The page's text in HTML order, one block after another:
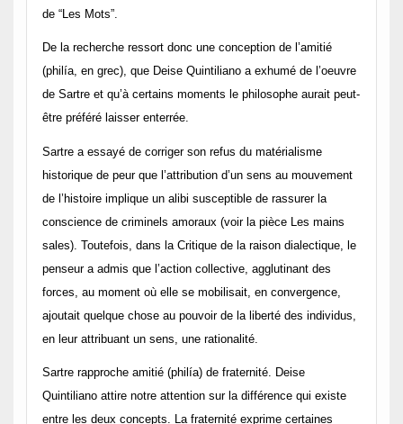
de “Les Mots”.
De la recherche ressort donc une conception de l’amitié
(philía, en grec), que Deise Quintiliano a exhumé de l’oeuvre
de Sartre et qu’à certains moments le philosophe aurait peut-
être préféré laisser enterrée.
Sartre a essayé de corriger son refus du matérialisme
historique de peur que l’attribution d’un sens au mouvement
de l’histoire implique un alibi susceptible de rassurer la
conscience de criminels amoraux (voir la pièce Les mains
sales). Toutefois, dans la Critique de la raison dialectique, le
penseur a admis que l’action collective, agglutinant des
forces, au moment où elle se mobilisait, en convergence,
ajoutait quelque chose au pouvoir de la liberté des individus,
en leur attribuant un sens, une rationalité.
Sartre rapproche amitié (philía) de fraternité. Deise
Quintiliano attire notre attention sur la différence qui existe
entre les deux concepts. La fraternité exprime certaines